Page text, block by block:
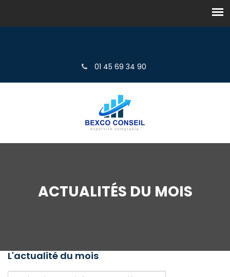
01 45 69 34 90
ACTUALITÉS DU MOIS
L'actualité du mois